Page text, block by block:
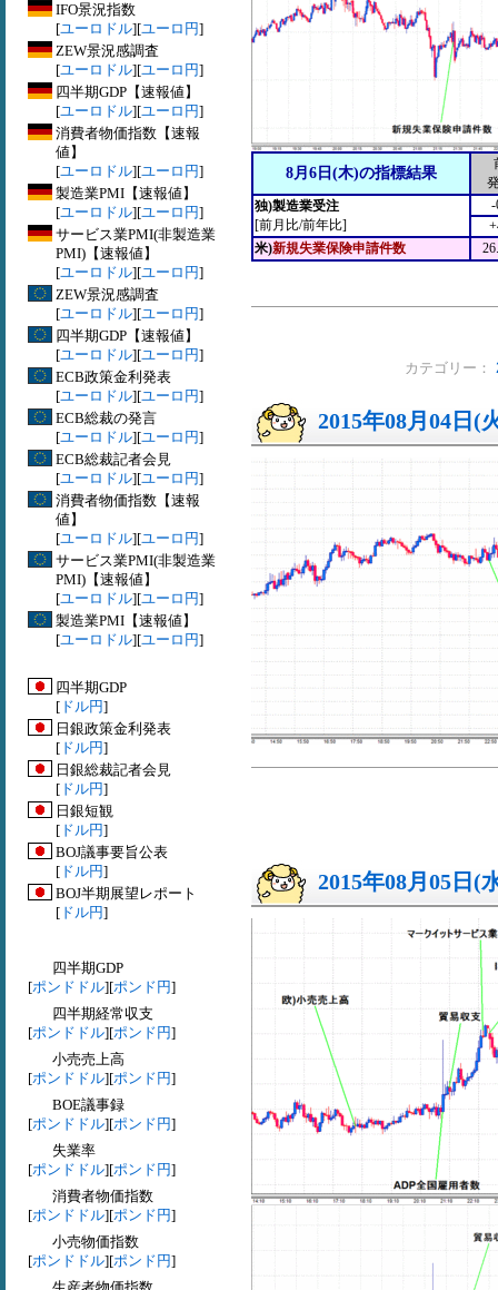
IFO景況指数
[ユーロドル][ユーロ円]
ZEW景況感調査
[ユーロドル][ユーロ円]
四半期GDP【速報値】
[ユーロドル][ユーロ円]
消費者物価指数【速報
値】
[ユーロドル][ユーロ円]
製造業PMI【速報値】
[ユーロドル][ユーロ円]
サービス業PMI(非製造業
PMI)【速報値】
[ユーロドル][ユーロ円]
ZEW景況感調査
[ユーロドル][ユーロ円]
四半期GDP【速報値】
[ユーロドル][ユーロ円]
ECB政策金利発表
[ユーロドル][ユーロ円]
ECB総裁の発言
[ユーロドル][ユーロ円]
ECB総裁記者会見
[ユーロドル][ユーロ円]
消費者物価指数【速報
値】
[ユーロドル][ユーロ円]
サービス業PMI(非製造業
PMI)【速報値】
[ユーロドル][ユーロ円]
製造業PMI【速報値】
[ユーロドル][ユーロ円]
四半期GDP
[ ドル円]
日銀政策金利発表
[ ドル円]
日銀総裁記者会見
[ ドル円]
日銀短観
[ ドル円]
BOJ議事要旨公表
[ ドル円]
BOJ半期展望レポート
[ ドル円]
四半期GDP
[ポンドドル][ポンド円]
四半期経常収支
[ポンドドル][ポンド円]
小売売上高
[ポンドドル][ポンド円]
BOE議事録
[ポンドドル][ポンド円]
失業率
[ポンドドル][ポンド円]
消費者物価指数
[ポンドドル][ポンド円]
小売物価指数
[ポンドドル][ポンド円]
8月6日(木)の指標結果
独)製造業受注
[前月比/前年比]
-
米)新規失業保険申請件数
カテゴリー：
2015年08月04日(
2015年08月05日(